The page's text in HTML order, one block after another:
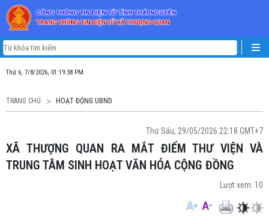
Thứ 6, 7/8/2026, 01:19:39 PM
TRANG CHỦ HOẠT ĐỘNG UBND
Thứ Sáu, 29/05/2026 22:18 GMT+7
XÃ THƯỢNG QUAN RA MẮT ĐIỂM THƯ VIỆN VÀ
TRUNG TÂM SINH HOẠT VĂN HÓA CỘNG ĐỒNG
Lượt xem: 10